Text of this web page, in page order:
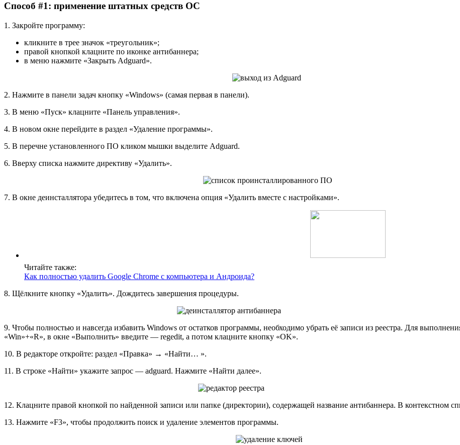
Способ #1: применение штатных средств ОС
1. Закройте программу:
кликните в трее значок «треугольник»;
правой кнопкой клацните по иконке антибаннера;
в меню нажмите «Закрыть Adguard».
2. Нажмите в панели задач кнопку «Windows» (самая первая в панели).
3. В меню «Пуск» клацните «Панель управления».
4. В новом окне перейдите в раздел «Удаление программы».
5. В перечне установленного ПО кликом мышки выделите Adguard.
6. Вверху списка нажмите директиву «Удалить».
7. В окне деинсталлятора убедитесь в том, что включена опция «Удалить вместе с настройками».
Читайте также:
Как полностью удалить Google Chrome c компьютера и Андроида?
8. Щёлкните кнопку «Удалить». Дождитесь завершения процедуры.
9. Чтобы полностью и навсегда избавить Windows от остатков программы, необходимо убрать её записи из реестра. Для
«Win»+«R», в окне «Выполнить» введите — regedit, а потом клацните кнопку «OK».
10. В редакторе откройте: раздел «Правка» → «Найти… ».
11. В строке «Найти» укажите запрос — adguard. Нажмите «Найти далее».
12. Клацните правой кнопкой по найденной записи или папке (директории), содержащей название антибаннера. В контекстном
13. Нажмите «F3», чтобы продолжить поиск и удаление элементов программы.